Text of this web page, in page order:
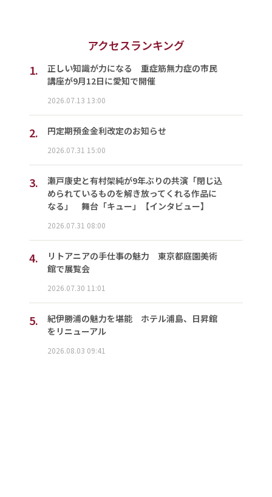
アクセスランキング
1.
正しい知識が力になる 重症筋無力症の市民
講座が9月12日に愛知で開催
2026.07.13 13:00
2. 円定期預金金利改定のお知らせ
2026.07.31 15:00
3.
瀬戸康史と有村架純が9年ぶりの共演「閉じ込
められているものを解き放ってくれる作品に
なる」 舞台「キュー」【インタビュー】
2026.07.31 08:00
4.
リトアニアの手仕事の魅力 東京都庭園美術
館で展覧会
2026.07.30 11:01
5.
紀伊勝浦の魅力を堪能 ホテル浦島、日昇館
をリニューアル
2026.08.03 09:41